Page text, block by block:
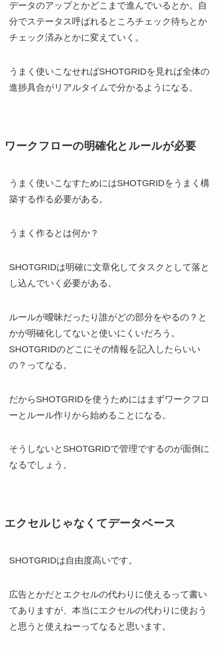
データのアップとかどこまで進んでいるとか。自
分でステータス呼ばれるところチェック待ちとか
チェック済みとかに変えていく。
うまく使いこなせればSHOTGRIDを見れば全体の
進捗具合がリアルタイムで分かるようになる。
ワークフローの明確化とルールが必要
うまく使いこなすためにはSHOTGRIDをうまく構
築する作る必要がある。
うまく作るとは何か？
SHOTGRIDは明確に文章化してタスクとして落と
し込んでいく必要がある。
ルールが曖昧だったり誰がどの部分をやるの？と
かが明確化してないと使いにくいだろう。
SHOTGRIDのどこにその情報を記入したらいい
の？ってなる。
だからSHOTGRIDを使うためにはまずワークフロ
ーとルール作りから始めることになる。
そうしないとSHOTGRIDで管理でするのが面倒に
なるでしょう。
エクセルじゃなくてデータベース
SHOTGRIDは自由度高いです。
広告とかだとエクセルの代わりに使えるって書い
てありますが、本当にエクセルの代わりに使おう
と思うと使えねーってなると思います。